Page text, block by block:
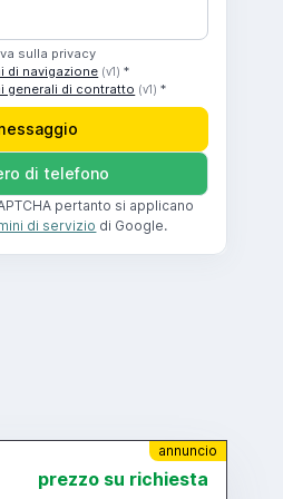
sulla privacy
di navigazione (v1) *
generali di contratto (v1) *
di telefono
pertanto si applicano
di servizio di Google.
annuncio
prezzo su richiesta